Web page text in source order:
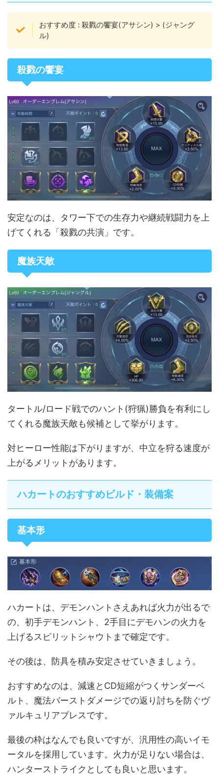
おすすめ度: 殺戮の饗宴(アサシン) > (ジャング
ル)
殺戮の饗宴
安定なのは、タワー下での生存力や継続戦闘力を上
げてくれる「殺戮の共演」です。
魔族天敵
タートル/ロード戦でのハント(狩猟)勝負を有利にし
てくれる魔族天敵も候補として挙がります。
対ヒーロー性能は下がりますが、中立を狩る速度が
上がるメリットがあります。
ハカートのおすすめビルド・装備案
基本形
ハカートは、デモンハントさえあれば火力が出るで
の、初手デモンハント、2手目にデモハンの火力を
上げるスピリットシャウトまで確定です。
その後は、防具を積み安定させていきましょう。
おすすめなのは、減速とCD短縮がつくサンダーベ
ルト、魔法バーストダメージでの返り討ちを防ぐヴ
ァルキュリアブレスです。
最後の枠はなんでも良いですが、汎用性の高いイモ
ータルを採用しています。火力が足りない場合は、
ハンターストライクとしても良いと思います。